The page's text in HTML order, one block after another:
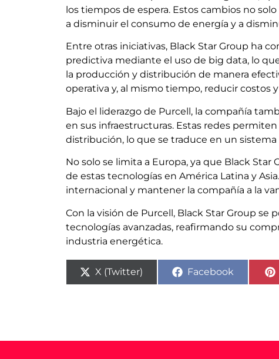
los tiempos de espera. Estos cambios no
a disminuir el consumo de energía y a
Entre otras iniciativas, Black Star Group ha
predictiva mediante el uso de big data, lo
la producción y distribución de manera
operativa y, al mismo tiempo, reducir costos
Bajo el liderazgo de Purcell, la compañía
en sus infraestructuras. Estas redes
distribución, lo que se traduce en un
No solo se limita a Europa, ya que Black
de estas tecnologías en América Latina y
internacional y mantener la compañía a la
Con la visión de Purcell, Black Star Group
tecnologías avanzadas, reafirmando su
industria energética.
X (Twitter) Facebook